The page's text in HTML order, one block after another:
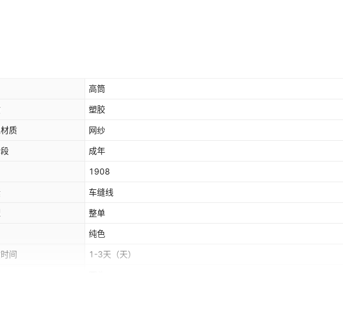
高筒
塑胶
质 网纱
成年
1908
车缝线
整单
纯色
间 1-3天 （天）